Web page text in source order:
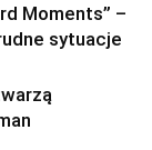
Moments” –
sytuacje